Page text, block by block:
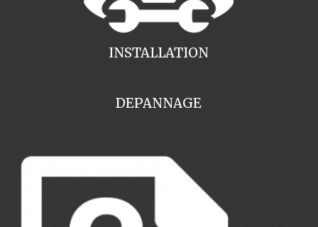
INSTALLATION
DEPANNAGE